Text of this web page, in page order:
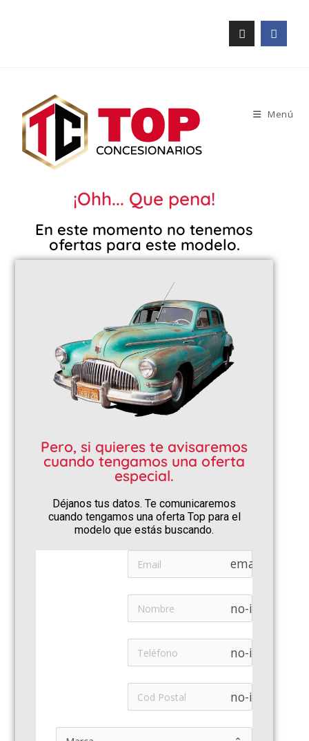
Menú
¡Ohh... Que pena!
En este momento no tenemos
ofertas para este modelo.​
Pero, si quieres te avisaremos
cuando tengamos una oferta
especial.
Déjanos tus datos. Te comunicaremos
cuando tengamos una oferta Top para el
modelo que estás buscando.
email
no-icon
no-icon
no-icon